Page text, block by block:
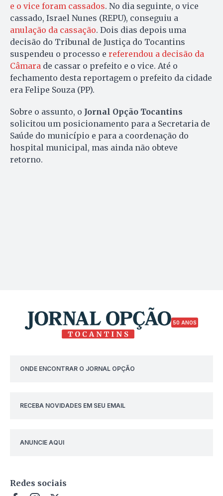
e o vice foram cassados. No dia seguinte, o vice
cassado, Israel Nunes (REPU), conseguiu a
anulação da cassação. Dois dias depois uma
decisão do Tribunal de Justiça do Tocantins
suspendeu o processo e referendou a decisão da
Câmara de cassar o prefeito e o vice. Até o
fechamento desta reportagem o prefeito da cidade
era Felipe Souza (PP).
Sobre o assunto, o Jornal Opção Tocantins
solicitou um posicionamento para a Secretaria de
Saúde do município e para a coordenação do
hospital municipal, mas ainda não obteve
retorno.
50 ANOS
ONDE ENCONTRAR O JORNAL OPÇÃO
RECEBA NOVIDADES EM SEU EMAIL
ANUNCIE AQUI
Redes sociais